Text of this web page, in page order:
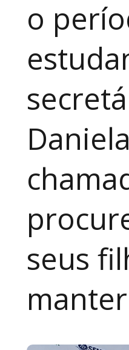
o
seus